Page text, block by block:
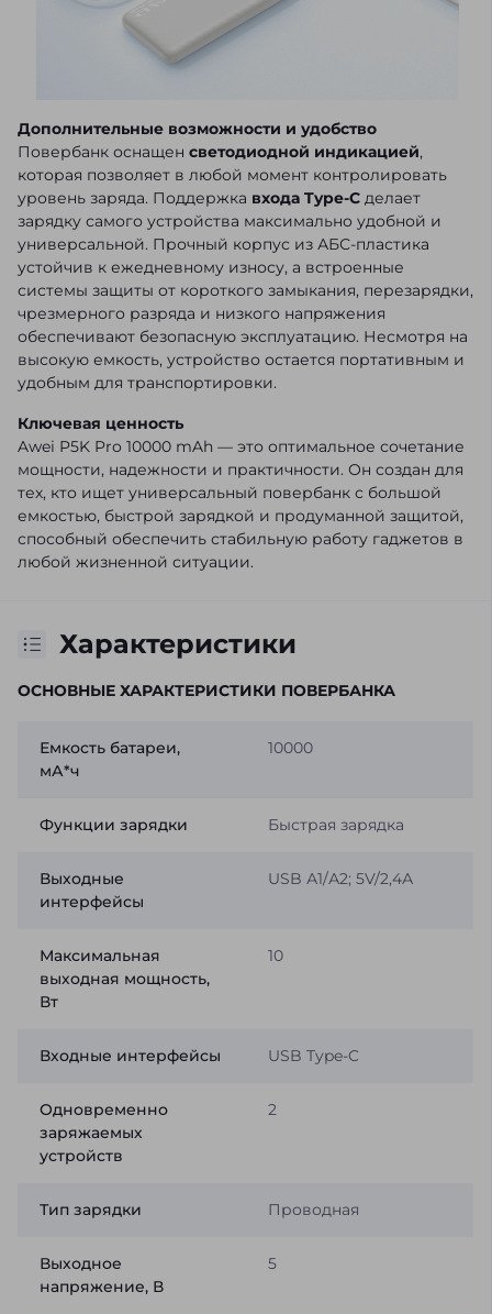
Дополнительные возможности и удобство
Повербанк оснащен светодиодной индикацией,
которая позволяет в любой момент контролировать
уровень заряда. Поддержка входа Type-C делает
зарядку самого устройства максимально удобной и
универсальной. Прочный корпус из АБС-пластика
устойчив к ежедневному износу, а встроенные
системы защиты от короткого замыкания, перезарядки,
чрезмерного разряда и низкого напряжения
обеспечивают безопасную эксплуатацию. Несмотря на
высокую емкость, устройство остается портативным и
удобным для транспортировки.
Ключевая ценность
Awei P5K Pro 10000 mAh — это оптимальное сочетание
мощности, надежности и практичности. Он создан для
тех, кто ищет универсальный повербанк с большой
емкостью, быстрой зарядкой и продуманной защитой,
способный обеспечить стабильную работу гаджетов в
любой жизненной ситуации.
Характеристики
ОСНОВНЫЕ ХАРАКТЕРИСТИКИ ПОВЕРБАНКА
Емкость батареи,
мА*ч
10000
Функции зарядки Быстрая зарядка
Выходные
интерфейсы
USB А1/А2; 5V/2,4А
Максимальная
выходная мощность,
Вт
10
Входные интерфейсы USB Type-C
Одновременно
заряжаемых
устройств
2
Тип зарядки Проводная
Выходное
напряжение, В
5